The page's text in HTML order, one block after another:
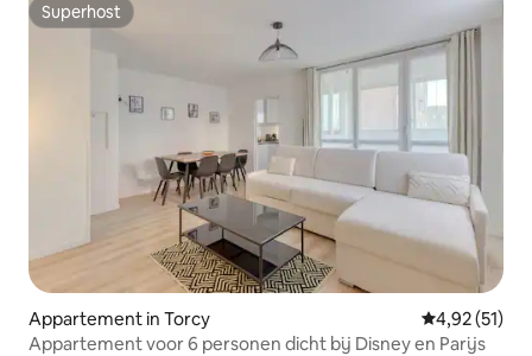
Superhost
Superhost
Appartement in Torcy Gemiddelde
4,92 (51)
Appartement voor 6 personen dicht bij Disney en Parijs